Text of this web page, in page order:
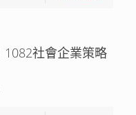
1082社會企業策略